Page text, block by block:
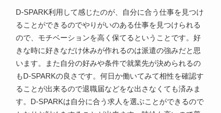
D-SPARK利用して感じたのが、自分に合う仕事を見つけ
ることができるのでやりがいのある仕事を見つけられる
ので、モチベーションを高く保てるということです。好
きな時に好きなだけ休みが作れるのは派遣の強みだと思
います。また自分の好みや条件で就業先が決められるの
もD-SPARKの良さです。何日か働いてみて相性を確認す
ることが出来るので退職届などをな出さなくても済みま
す。D-SPARKは自分に合う求人を選ぶことができるので